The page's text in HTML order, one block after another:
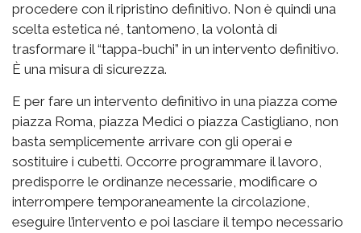
procedere con il ripristino definitivo. Non è quindi una
scelta estetica né, tantomeno, la volontà di
trasformare il “tappa-buchi” in un intervento definitivo.
È una misura di sicurezza.
E per fare un intervento definitivo in una piazza come
piazza Roma, piazza Medici o piazza Castigliano, non
basta semplicemente arrivare con gli operai e
sostituire i cubetti. Occorre programmare il lavoro,
predisporre le ordinanze necessarie, modificare o
interrompere temporaneamente la circolazione,
eseguire l’intervento e poi lasciare il tempo necessario